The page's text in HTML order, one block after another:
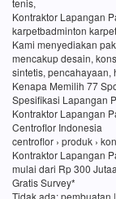
tenis,
Kontraktor Lapangan
karpetbadminton
Kami menyediakan
mencakup desain,
sintetis, pencahayaan,
Kenapa Memilih 77
Spesifikasi Lapangan
Kontraktor Lapangan
Centroflor Indonesia
centroflor › produk ›
Kontraktor Lapangan
mulai dari Rp 300
Gratis Survey*
Tidak ada: pembuatan